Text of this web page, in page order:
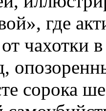
где
чахотки
сорока